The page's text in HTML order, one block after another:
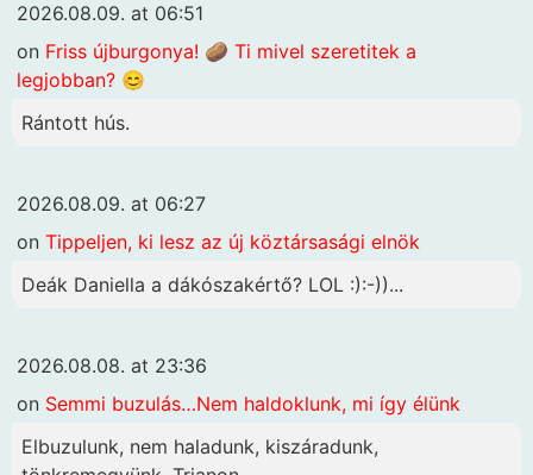
2026.08.09. at 06:51
on Friss újburgonya! 🥔 Ti mivel szeretitek a
legjobban? 😊
Rántott hús.
2026.08.09. at 06:27
on Tippeljen, ki lesz az új köztársasági elnök
Deák Daniella a dákószakértő? LOL :):-))...
2026.08.08. at 23:36
on Semmi buzulás…Nem haldoklunk, mi így élünk
Elbuzulunk, nem haladunk, kiszáradunk,